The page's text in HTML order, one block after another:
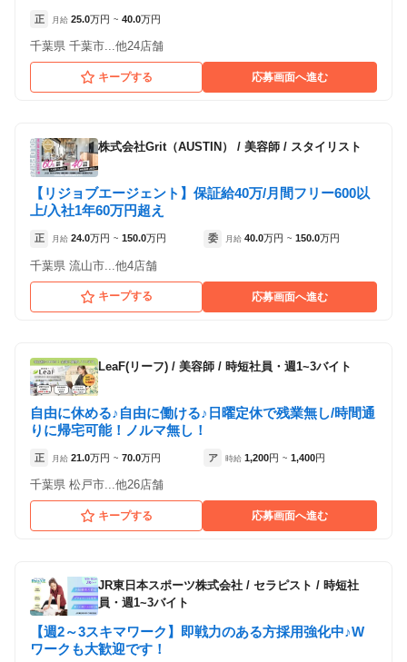
正 月給 25.0万円 ~ 40.0万円
千葉県 千葉市...他24店舗
キープする 応募画面へ進む
株式会社Grit（AUSTIN） / 美容師 / スタイリスト
【リジョブエージェント】保証給40万/月間フリー600以
上/入社1年60万円超え
正 月給 24.0万円 ~ 150.0万円 委 月給 40.0万円 ~ 150.0万円
千葉県 流山市...他4店舗
キープする 応募画面へ進む
LeaF(リーフ) / 美容師 / 時短社員・週1~3バイト
自由に休める♪自由に働ける♪日曜定休で残業無し/時間通
りに帰宅可能！ノルマ無し！
正 月給 21.0万円 ~ 70.0万円 ア 時給 1,200円 ~ 1,400円
千葉県 松戸市...他26店舗
キープする 応募画面へ進む
JR東日本スポーツ株式会社 / セラピスト / 時短社
員・週1~3バイト
【週2～3スキマワーク】即戦力のある方採用強化中♪W
ワークも大歓迎です！